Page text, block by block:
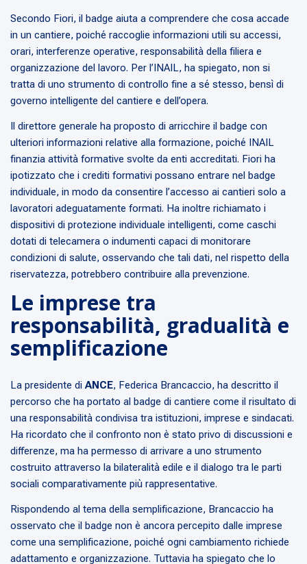
Secondo Fiori, il badge aiuta a comprendere che cosa accade
in un cantiere, poiché raccoglie informazioni utili su accessi,
orari, interferenze operative, responsabilità della filiera e
organizzazione del lavoro. Per l’INAIL, ha spiegato, non si
tratta di uno strumento di controllo fine a sé stesso, bensì di
governo intelligente del cantiere e dell’opera.
Il direttore generale ha proposto di arricchire il badge con
ulteriori informazioni relative alla formazione, poiché INAIL
finanzia attività formative svolte da enti accreditati. Fiori ha
ipotizzato che i crediti formativi possano entrare nel badge
individuale, in modo da consentire l’accesso ai cantieri solo a
lavoratori adeguatamente formati. Ha inoltre richiamato i
dispositivi di protezione individuale intelligenti, come caschi
dotati di telecamera o indumenti capaci di monitorare
condizioni di salute, osservando che tali dati, nel rispetto della
riservatezza, potrebbero contribuire alla prevenzione.
Le imprese tra
responsabilità, gradualità e
semplificazione
La presidente di ANCE, Federica Brancaccio, ha descritto il
percorso che ha portato al badge di cantiere come il risultato di
una responsabilità condivisa tra istituzioni, imprese e sindacati.
Ha ricordato che il confronto non è stato privo di discussioni e
differenze, ma ha permesso di arrivare a uno strumento
costruito attraverso la bilateralità edile e il dialogo tra le parti
sociali comparativamente più rappresentative.
Rispondendo al tema della semplificazione, Brancaccio ha
osservato che il badge non è ancora percepito dalle imprese
come una semplificazione, poiché ogni cambiamento richiede
adattamento e organizzazione. Tuttavia ha spiegato che lo